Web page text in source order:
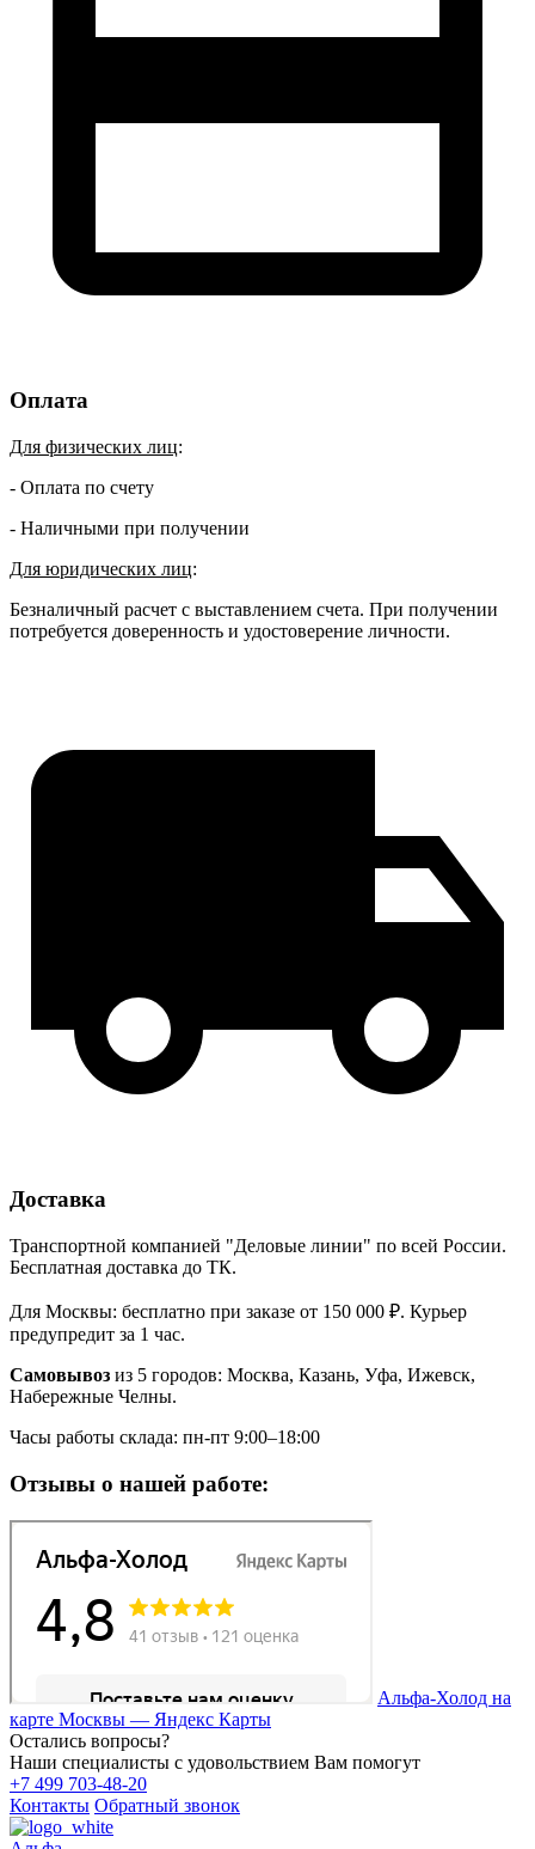
Оплата
Для физических лиц:
- Оплата по счету
- Наличными при получении
Для юридических лиц:
Безналичный расчет с выставлением счета. При получении
потребуется доверенность и удостоверение личности.
Доставка
Транспортной компанией "Деловые линии" по всей России.
Бесплатная доставка до ТК.
Для Москвы: бесплатно при заказе от 150 000 ₽. Курьер
предупредит за 1 час.
Самовывоз из 5 городов: Москва, Казань, Уфа, Ижевск,
Набережные Челны.
Часы работы склада: пн-пт 9:00–18:00
Отзывы о нашей работе:
Альфа-Холод на
карте Москвы — Яндекс Карты
Остались вопросы?
Наши специалисты с удовольствием Вам помогут
+7 499 703-48-20
Контакты Обратный звонок